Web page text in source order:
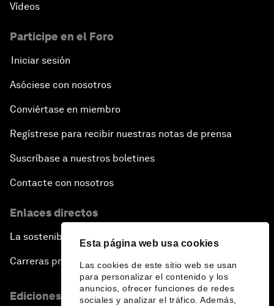
Esta página web usa cookies
Las cookies de este sitio web se usan
para personalizar el contenido y los
anuncios, ofrecer funciones de redes
sociales y analizar el tráfico. Además,
Vídeos
Participe en el Foro
Iniciar sesión
Asóciese con nosotros
Conviértase en miembro
Regístrese para recibir nuestras notas de prensa
Suscríbase a nuestros boletines
Contacte con nosotros
Enlaces directos
La sostenibilidad en el Foro
Carreras profesionales
Ediciones en otros idiomas